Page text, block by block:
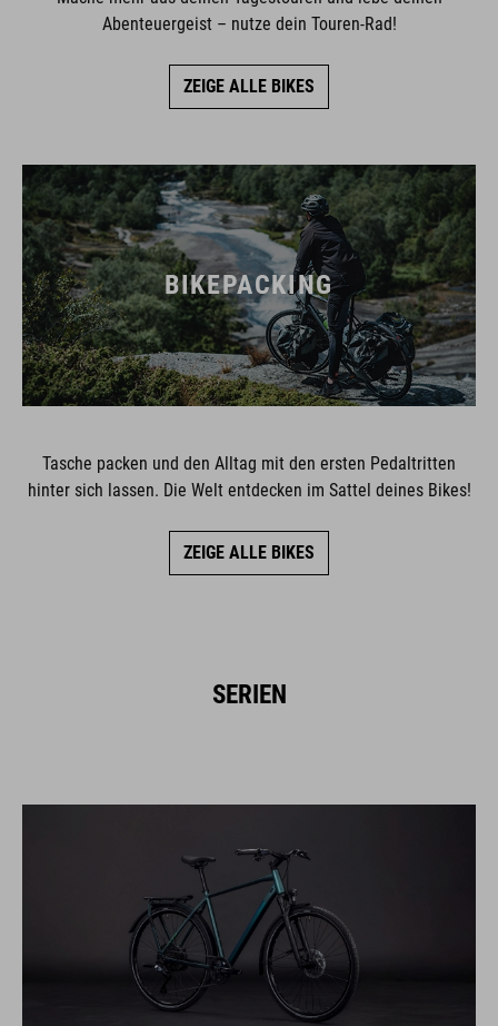
Abenteuergeist – nutze dein Touren-Rad!
ZEIGE ALLE BIKES
BIKEPACKING
Tasche packen und den Alltag mit den ersten Pedaltritten
hinter sich lassen. Die Welt entdecken im Sattel deines Bikes!
ZEIGE ALLE BIKES
SERIEN